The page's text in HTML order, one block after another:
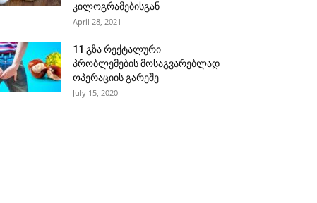
კილოგრამებისგან
April 28, 2021
11 გზა რექტალური
პრობლემების მოსაგვარებლად
ოპერაციის გარეშე
July 15, 2020